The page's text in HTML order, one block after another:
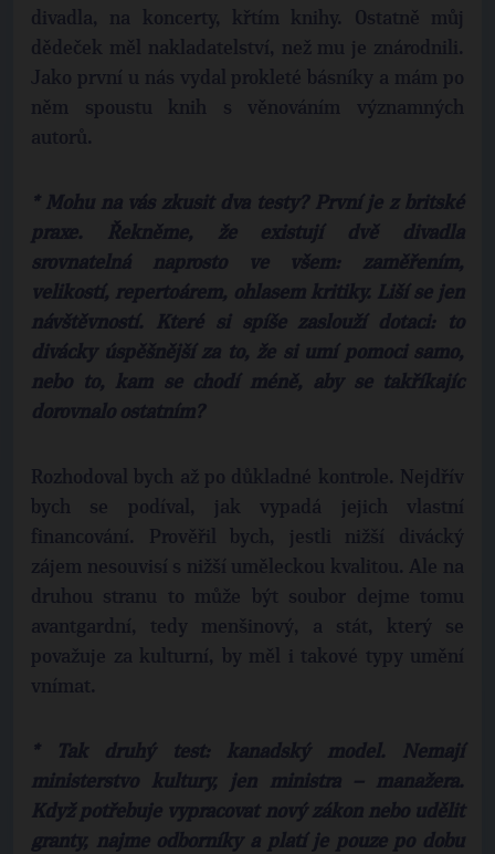
divadla, na koncerty, křtím knihy. Ostatně můj
dědeček měl nakladatelství, než mu je znárodnili.
Jako první u nás vydal prokleté básníky a mám po
něm spoustu knih s věnováním významných
autorů.
* Mohu na vás zkusit dva testy? První je z britské
praxe. Řekněme, že existují dvě divadla
srovnatelná naprosto ve všem: zaměřením,
velikostí, repertoárem, ohlasem kritiky. Liší se jen
návštěvností. Které si spíše zaslouží dotaci: to
divácky úspěšnější za to, že si umí pomoci samo,
nebo to, kam se chodí méně, aby se takříkajíc
dorovnalo ostatním?
Rozhodoval bych až po důkladné kontrole. Nejdřív
bych se podíval, jak vypadá jejich vlastní
financování. Prověřil bych, jestli nižší divácký
zájem nesouvisí s nižší uměleckou kvalitou. Ale na
druhou stranu to může být soubor dejme tomu
avantgardní, tedy menšinový, a stát, který se
považuje za kulturní, by měl i takové typy umění
vnímat.
* Tak druhý test: kanadský model. Nemají
ministerstvo kultury, jen ministra – manažera.
Když potřebuje vypracovat nový zákon nebo udělit
granty, najme odborníky a platí je pouze po dobu